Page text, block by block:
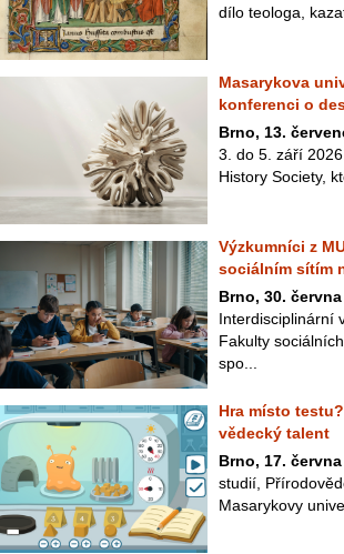
dílo teologa,
Masarykova
konferenci o
Brno, 13.
3. do 5. září
History Society,
Výzkumníci z
sociálním sítím
Brno, 30.
Interdisciplinární
Fakulty
spo...
Hra místo
vědecký talent
Brno, 17.
studií,
Masarykovy